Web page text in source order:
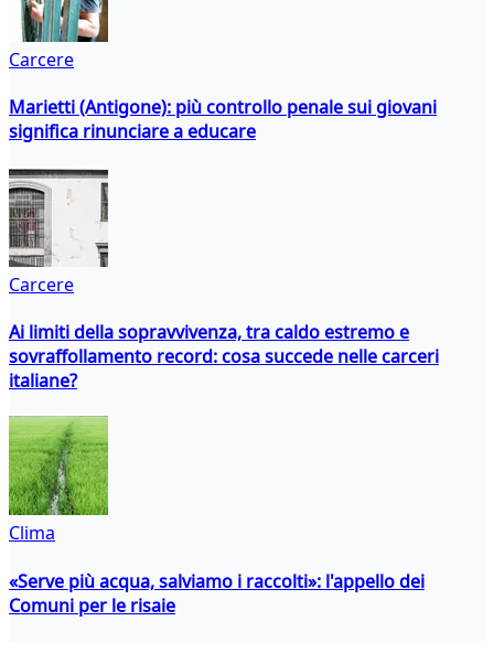
Carcere
Marietti (Antigone): più controllo penale sui giovani
significa rinunciare a educare
Carcere
Ai limiti della sopravvivenza, tra caldo estremo e
sovraffollamento record: cosa succede nelle carceri
italiane?
Clima
«Serve più acqua, salviamo i raccolti»: l'appello dei
Comuni per le risaie